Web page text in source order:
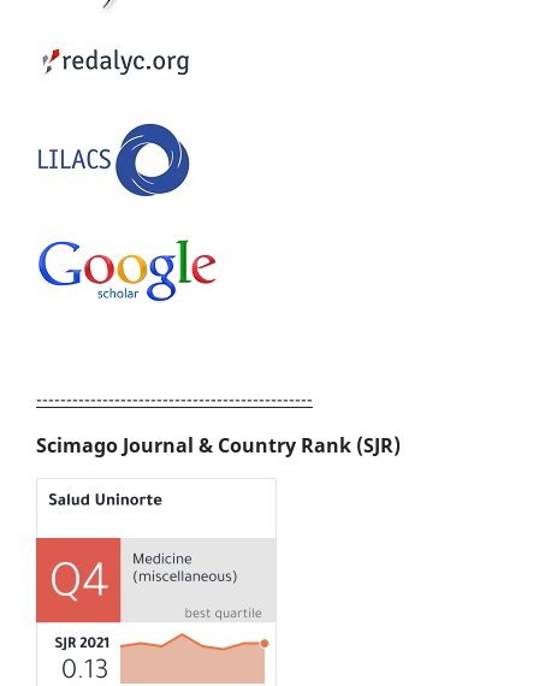
----------------------------------------------
Scimago Journal & Country Rank (SJR)